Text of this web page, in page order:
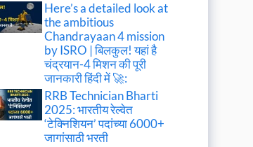
Here’s a detailed look at
the ambitious
Chandrayaan 4 mission
by ISRO | बिलकुल! यहां है
चंद्रयान-4 मिशन की पूरी
जानकारी हिंदी में 🚀:
RRB Technician Bharti
2025: भारतीय रेल्वेत
‘टेक्निशियन’ पदांच्या 6000+
जागांसाठी भरती